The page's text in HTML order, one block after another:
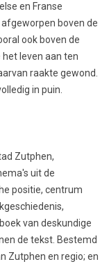
en Franse
boven de
ook boven de
leven aan ten
raakte gewond.
in puin.
Zutphen,
uit de
positie, centrum
van deskundige
de tekst. Bestemd
Zutphen en regio; en